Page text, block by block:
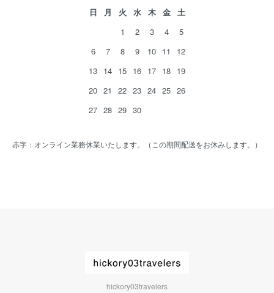
日 月 火 水 木 金
土
1
2 3 4
5
6
7 8 9 10 11
12
13 14 15 16 17 18 19
20 21 22 23 24 25 26
27 28 29 30
赤字：オンライン業務休業いたします。（この期間配送をお休みします。）
hickory03travelers